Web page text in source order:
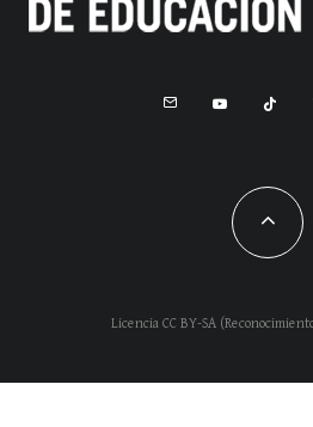
Licencia CC BY-SA